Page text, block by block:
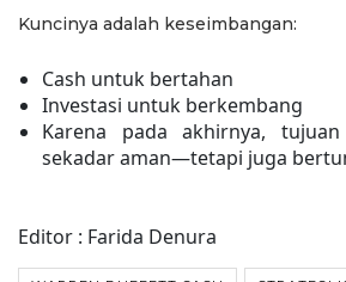
Kuncinya adalah keseimbangan:
Cash untuk bertahan
Investasi untuk berkembang
Karena pada akhirnya,
sekadar aman—tetapi juga
Editor : Farida Denura